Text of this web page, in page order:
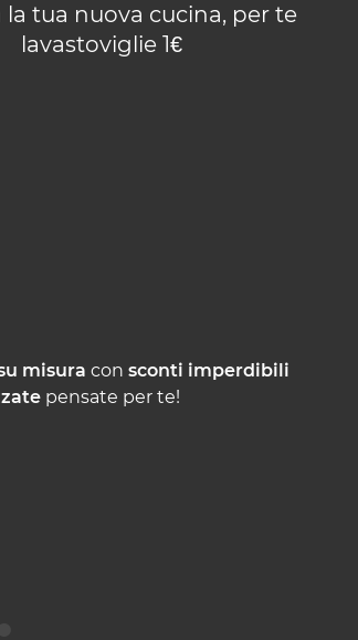
la tua nuova cucina, per te
lavastoviglie 1€
misura con sconti imperdibili
pensate per te!